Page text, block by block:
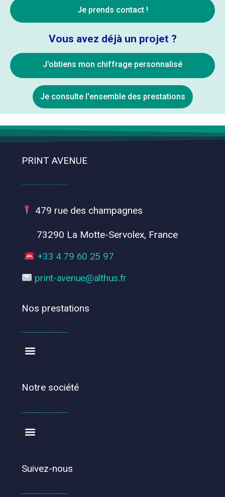
Je prends contact !
Vous avez déjà un projet ?
J'obtiens mon chiffrage personnalisé
Je consulte l'ensemble des prestations
PRINT AVENUE
479 rue des champagnes
73290 La Motte-Servolex, France
+33 4 79 60 25 97
print-avenue@althus.fr
Nos prestations
Notre société
Suivez-nous